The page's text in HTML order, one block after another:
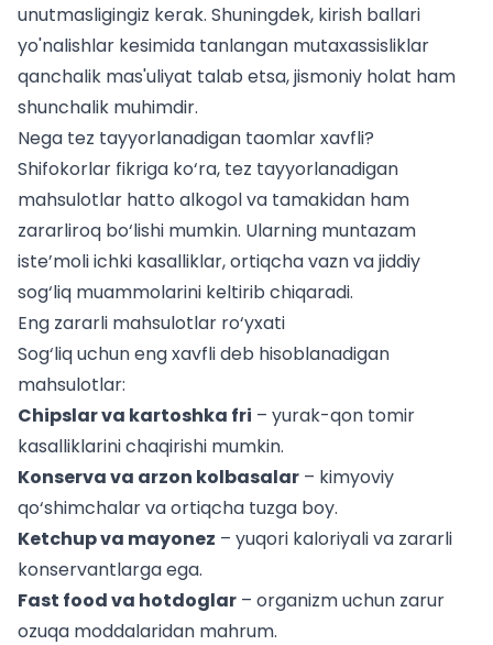
unutmasligingiz kerak. Shuningdek, kirish ballari
yo'nalishlar kesimida tanlangan mutaxassisliklar
qanchalik mas'uliyat talab etsa, jismoniy holat ham
shunchalik muhimdir.
Nega tez tayyorlanadigan taomlar xavfli?
Shifokorlar fikriga ko‘ra, tez tayyorlanadigan
mahsulotlar hatto alkogol va tamakidan ham
zararliroq bo‘lishi mumkin. Ularning muntazam
iste’moli ichki kasalliklar, ortiqcha vazn va jiddiy
sog‘liq muammolarini keltirib chiqaradi.
Eng zararli mahsulotlar ro‘yxati
Sog‘liq uchun eng xavfli deb hisoblanadigan
mahsulotlar:
Chipslar va kartoshka fri – yurak-qon tomir
kasalliklarini chaqirishi mumkin.
Konserva va arzon kolbasalar – kimyoviy
qo‘shimchalar va ortiqcha tuzga boy.
Ketchup va mayonez – yuqori kaloriyali va zararli
konservantlarga ega.
Fast food va hotdoglar – organizm uchun zarur
ozuqa moddalaridan mahrum.